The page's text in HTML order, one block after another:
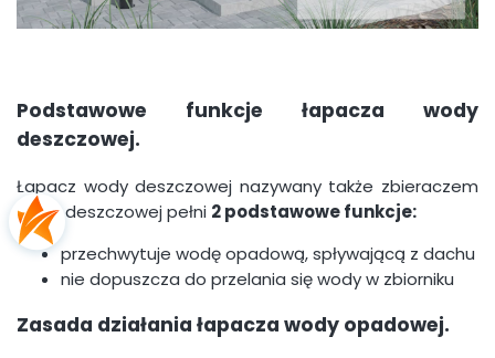
Podstawowe funkcje łapacza wody
deszczowej.
Łapacz wody deszczowej nazywany także zbieraczem
wody deszczowej pełni 2 podstawowe funkcje:
przechwytuje wodę opadową, spływającą z dachu
nie dopuszcza do przelania się wody w zbiorniku
Zasada działania łapacza wody opadowej.